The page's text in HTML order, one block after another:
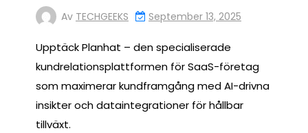
Av TECHGEEKS September 13, 2025
Upptäck Planhat – den specialiserade
kundrelationsplattformen för SaaS-företag
som maximerar kundframgång med AI-drivna
insikter och dataintegrationer för hållbar
tillväxt.